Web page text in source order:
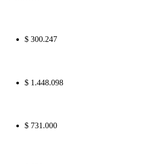
$ 300.247
$ 1.448.098
$ 731.000